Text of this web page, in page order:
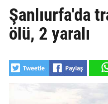
SAYFA
SAMSUN
SAMSUNSPOR
GÜNDEM
Şanlıurfa'da
ölü, 2 yaralı